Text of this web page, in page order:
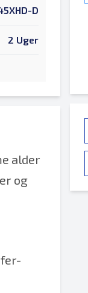
D
2 Uger
alder
og